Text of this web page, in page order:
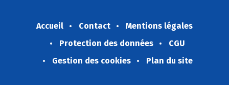
Accueil Contact
Mentions légales
Protection des données
CGU
Gestion des cookies
Plan du site